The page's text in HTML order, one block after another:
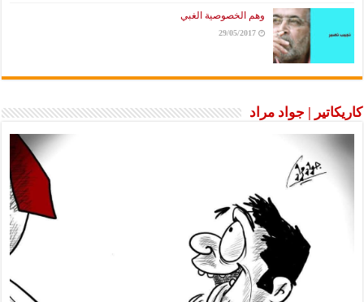
وهم الخصوصية الغبي
29/05/2017
كاريكاتير | جواد مراد